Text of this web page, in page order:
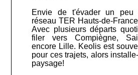
Envie de t'évader un
réseau TER Hauts-de-
Avec plusieurs départs
filer vers Compiègne,
encore Lille. Keolis est
pour ces trajets, alors
paysage!